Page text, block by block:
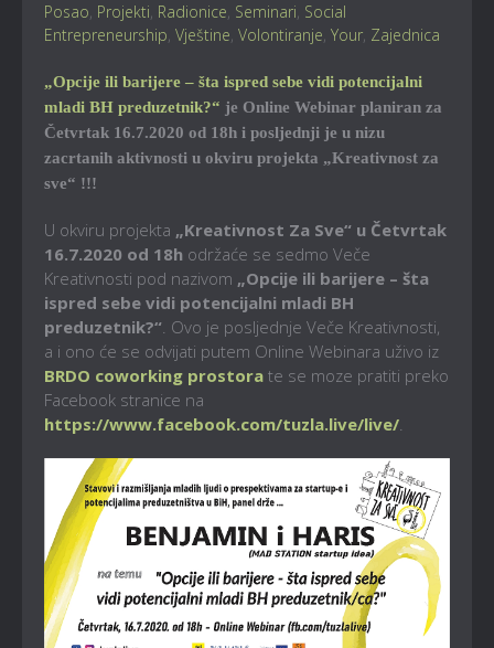
Posao, Projekti, Radionice, Seminari, Social
Entrepreneurship, Vještine, Volontiranje, Your, Zajednica
„Opcije ili barijere – šta ispred sebe vidi potencijalni
mladi BH preduzetnik?“ je Online Webinar planiran za
Četvrtak 16.7.2020 od 18h i posljednji je u nizu
zacrtanih aktivnosti u okviru projekta „Kreativnost za
sve“ !!!
U okviru projekta „Kreativnost Za Sve“ u Četvrtak
16.7.2020 od 18h održaće se sedmo Veče
Kreativnosti pod nazivom „Opcije ili barijere – šta
ispred sebe vidi potencijalni mladi BH
preduzetnik?“. Ovo je posljednje Veče Kreativnosti,
a i ono će se odvijati putem Online Webinara uživo iz
BRDO coworking prostora te se moze pratiti preko
Facebook stranice na
https://www.facebook.com/tuzla.live/live/.